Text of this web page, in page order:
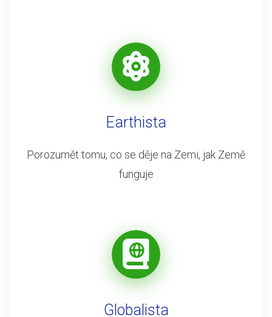
Earthista
Porozumět tomu, co se děje na Zemi, jak Země
funguje
Globalista